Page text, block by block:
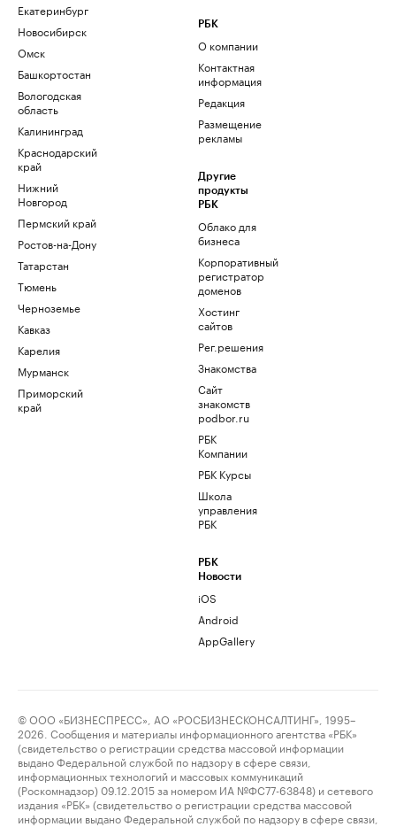
Екатеринбург
Новосибирск
Омск
Башкортостан
Вологодская
область
Калининград
Краснодарский
край
Нижний
Новгород
Пермский край
Ростов-на-Дону
Татарстан
Тюмень
Черноземье
Кавказ
Карелия
Мурманск
Приморский
край
РБК
О компании
Контактная
информация
Редакция
Размещение
рекламы
Другие
продукты
РБК
Облако для
бизнеса
Корпоративный
регистратор
доменов
Хостинг
сайтов
Рег.решения
Знакомства
Сайт
знакомств
podbor.ru
РБК
Компании
РБК Курсы
Школа
управления
РБК
РБК
Новости
iOS
Android
AppGallery
© ООО «БИЗНЕСПРЕСС», АО «РОСБИЗНЕСКОНСАЛТИНГ», 1995–
2026. Сообщения и материалы информационного агентства «РБК»
(свидетельство о регистрации средства массовой информации
выдано Федеральной службой по надзору в сфере связи,
информационных технологий и массовых коммуникаций
(Роскомнадзор) 09.12.2015 за номером ИА №ФС77-63848) и сетевого
издания «РБК» (свидетельство о регистрации средства массовой
информации выдано Федеральной службой по надзору в сфере связи,